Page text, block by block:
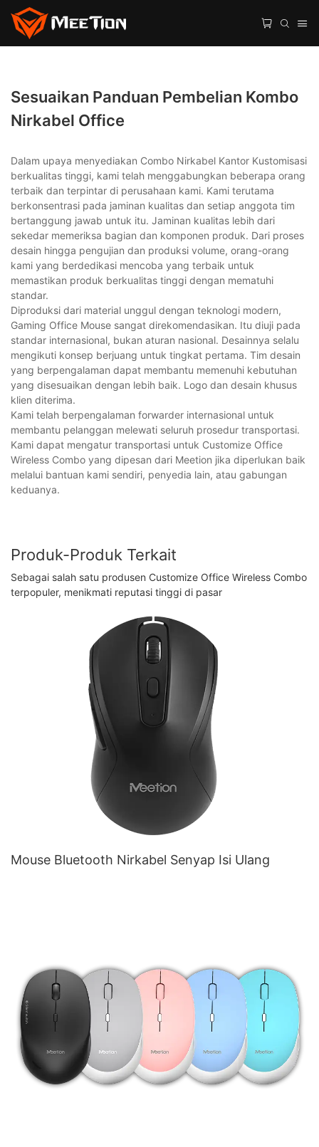
Sesuaikan Panduan Pembelian Kombo
Nirkabel Office
Dalam upaya menyediakan Combo Nirkabel Kantor Kustomisasi
berkualitas tinggi, kami telah menggabungkan beberapa orang
terbaik dan terpintar di perusahaan kami. Kami terutama
berkonsentrasi pada jaminan kualitas dan setiap anggota tim
bertanggung jawab untuk itu. Jaminan kualitas lebih dari
sekedar memeriksa bagian dan komponen produk. Dari proses
desain hingga pengujian dan produksi volume, orang-orang
kami yang berdedikasi mencoba yang terbaik untuk
memastikan produk berkualitas tinggi dengan mematuhi
standar.
Diproduksi dari material unggul dengan teknologi modern,
Gaming Office Mouse sangat direkomendasikan. Itu diuji pada
standar internasional, bukan aturan nasional. Desainnya selalu
mengikuti konsep berjuang untuk tingkat pertama. Tim desain
yang berpengalaman dapat membantu memenuhi kebutuhan
yang disesuaikan dengan lebih baik. Logo dan desain khusus
klien diterima.
Kami telah berpengalaman forwarder internasional untuk
membantu pelanggan melewati seluruh prosedur transportasi.
Kami dapat mengatur transportasi untuk Customize Office
Wireless Combo yang dipesan dari Meetion jika diperlukan baik
melalui bantuan kami sendiri, penyedia lain, atau gabungan
keduanya.
Produk-Produk Terkait
Sebagai salah satu produsen Customize Office Wireless Combo
terpopuler, menikmati reputasi tinggi di pasar
Mouse Bluetooth Nirkabel Senyap Isi Ulang